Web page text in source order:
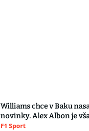
Williams chce v Baku
novinky. Alex Albon je
F1 Sport